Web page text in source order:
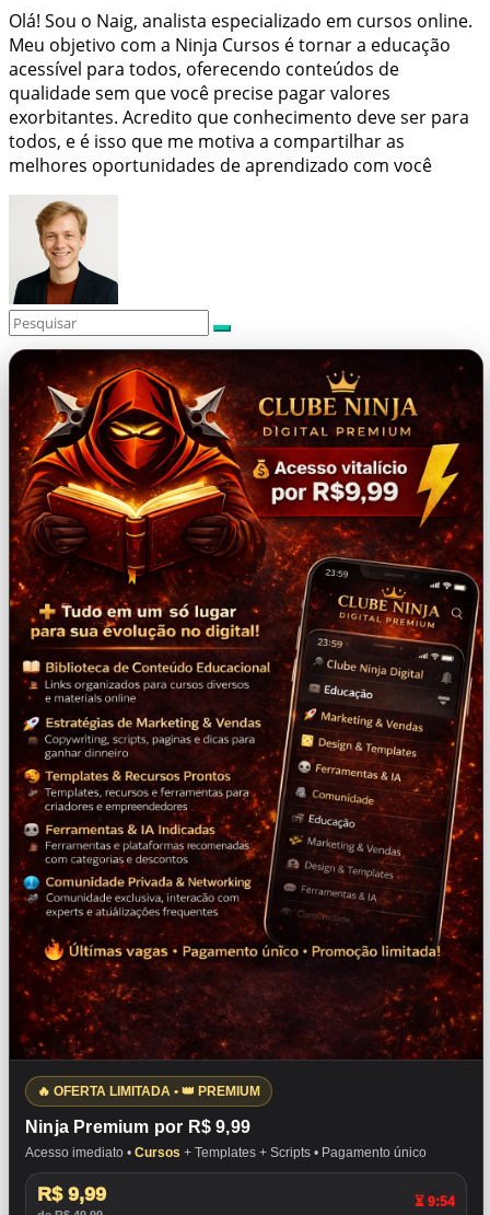
Olá! Sou o Naig, analista especializado em cursos online.
Meu objetivo com a Ninja Cursos é tornar a educação
acessível para todos, oferecendo conteúdos de
qualidade sem que você precise pagar valores
exorbitantes. Acredito que conhecimento deve ser para
todos, e é isso que me motiva a compartilhar as
melhores oportunidades de aprendizado com você
🔥 OFERTA LIMITADA • 👑 PREMIUM
Ninja Premium por R$ 9,99
Acesso imediato • Cursos + Templates + Scripts • Pagamento único
R$ 9,99 ⏳ 9:53